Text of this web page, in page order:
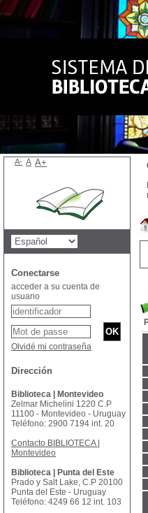
A- A A+
Conectarse
acceder a su cuenta de
usuario
Olvidé mi contraseña
Dirección
Biblioteca | Montevideo
Zelmar Michelini 1220 C.P
11100 - Montevideo - Uruguay
Teléfono: 2900 7194 int. 20
Contacto BIBLIOTECA |
Montevideo
Biblioteca | Punta del Este
Prado y Salt Lake, C.P 20100
Punta del Este - Uruguay
Teléfono: 4249 66 12 int. 103